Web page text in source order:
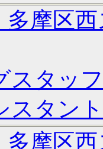
摩区西
タッ
スタント
摩区西